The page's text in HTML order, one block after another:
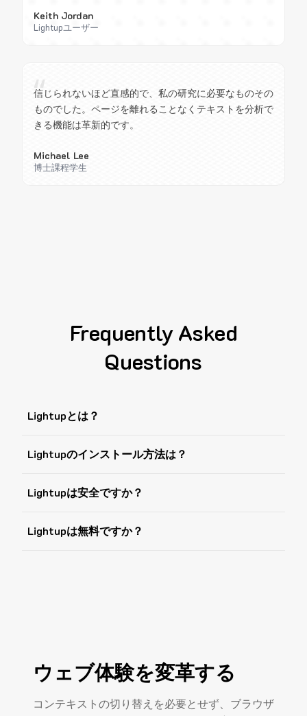
Keith Jordan
Lightupユーザー
“
信じられないほど直感的で、私の研究に必要なものその
ものでした。ページを離れることなくテキストを分析で
きる機能は革新的です。
Michael Lee
博士課程学生
Frequently Asked
Questions
Lightupとは？
Lightupのインストール方法は？
Lightupは安全ですか？
Lightupは無料ですか？
ウェブ体験を変革する
コンテキストの切り替えを必要とせず、ブラウザ